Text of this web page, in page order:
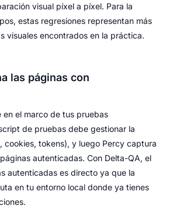
visual píxel a píxel. Para la
estas regresiones representan más
visuales encontrados en la práctica.
las páginas con
en el marco de tus pruebas
de pruebas debe gestionar la
cookies, tokens), y luego Percy captura
autenticadas. Con Delta-QA, el
autenticadas es directo ya que la
en tu entorno local donde ya tienes